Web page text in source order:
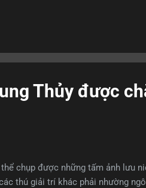
cầu. Thông qua các cuộc thi
ảnh gia CLB Ảnh Kiến trúc sư
Thủy được
chụp được những tấm ảnh lưu
thú giải trí khác phải nhường